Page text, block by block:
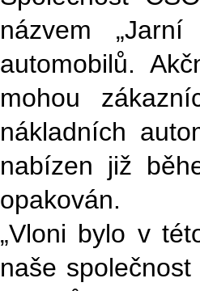
názvem
automobilů.
mohou
nákladních
nabízen již
opakován.
„Vloni bylo v
naše